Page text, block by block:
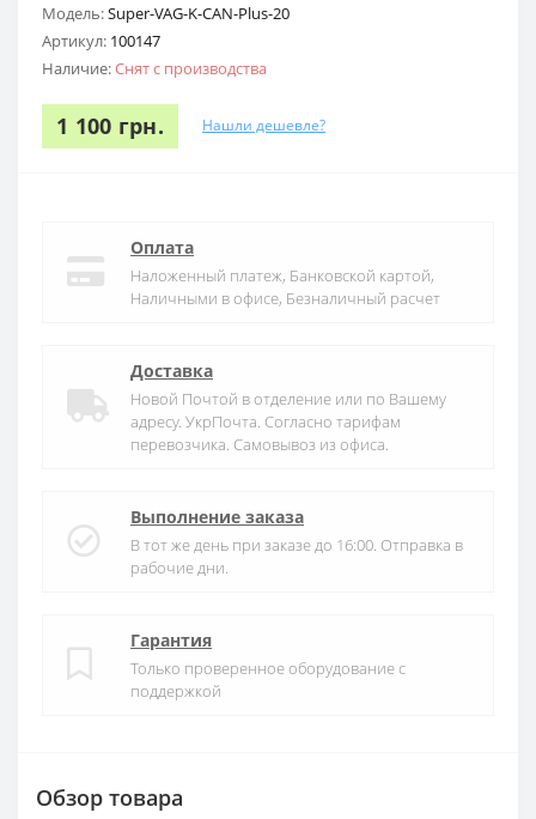
Модель:Super-VAG-K-CAN-Plus-20
Артикул: 100147
Наличие:Снят с производства
1 100 грн. Нашли дешевле?
Оплата
Наложенный платеж, Банковской картой,
Наличными в офисе, Безналичный расчет
Доставка
Новой Почтой в отделение или по Вашему
адресу. УкрПочта. Согласно тарифам
перевозчика. Самовывоз из офиса.
Выполнение заказа
В тот же день при заказе до 16:00. Отправка в
рабочие дни.
Гарантия
Только проверенное оборудование с
поддержкой
Обзор товара